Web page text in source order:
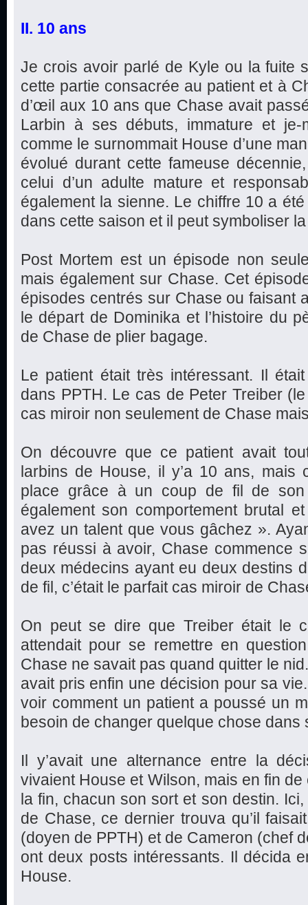
II. 10 ans
Je crois avoir parlé de Kyle ou la fuite
cette partie consacrée au patient et à
d’œil aux 10 ans que Chase avait
Larbin à ses débuts, immature et je-
comme le surnommait House d’une
évolué durant cette fameuse
celui d’un adulte mature et
également la sienne. Le chiffre 10 a
dans cette saison et il peut symboliser
Post Mortem est un épisode non
mais également sur Chase. Cet
épisodes centrés sur Chase ou faisant
le départ de Dominika et l’histoire du
de Chase de plier bagage.
Le patient était très intéressant. Il
dans PPTH. Le cas de Peter Treiber
cas miroir non seulement de Chase
On découvre que ce patient avait
larbins de House, il y’a 10 ans, mais
place grâce à un coup de fil de son
également son comportement brutal
avez un talent que vous gâchez ».
pas réussi à avoir, Chase commence
deux médecins ayant eu deux destins
de fil, c’était le parfait cas miroir de
On peut se dire que Treiber était le
attendait pour se remettre en
Chase ne savait pas quand quitter le
avait pris enfin une décision pour sa
voir comment un patient a poussé un
besoin de changer quelque chose
Il y’avait une alternance entre la
vivaient House et Wilson, mais en fin
la fin, chacun son sort et son destin.
de Chase, ce dernier trouva qu’il
(doyen de PPTH) et de Cameron (chef
ont deux posts intéressants. Il décida
House.